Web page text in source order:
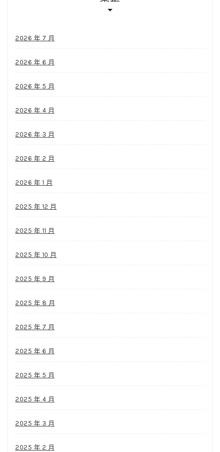
2026 年 7 月
2026 年 6 月
2026 年 5 月
2026 年 4 月
2026 年 3 月
2026 年 2 月
2026 年 1 月
2025 年 12 月
2025 年 11 月
2025 年 10 月
2025 年 9 月
2025 年 8 月
2025 年 7 月
2025 年 6 月
2025 年 5 月
2025 年 4 月
2025 年 3 月
2025 年 2 月